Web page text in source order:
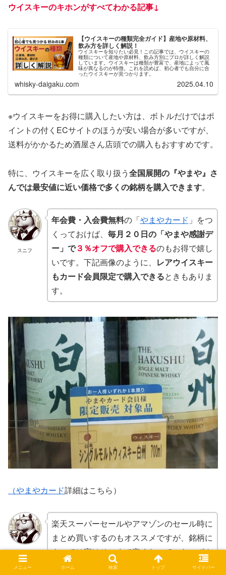
ウイスキーのキホンがすべてわかる記事↓
【ウイスキーの種類完全ガイド】産地や原材料、
飲み方を詳しく解説！
ウイスキーを知りたい必見！この記事では、ウイスキーの
種類について産地や原材料、飲み方別にプロが詳しく解説
しています。ウイスキーは種類が豊富で、産地によって風
味が異なるのが特徴。これを読めば、初心者でも自分に合
ったウイスキーが見つかります。
whisky-daigaku.com 2025.04.10
※ウイスキーをお得に購入したい方は、ボトルだけではポ
イントの付くECサイトのほうが安い場合が多いですが、
送料がかかるため酒屋さん店頭での購入もおすすめです。
特に、ウイスキーを広く取り扱う全国展開の『やまや』さ
んでは最安値に近い価格で多くの銘柄を購入できます。
スニフ
年会費・入会費無料の「やまやカード 」をつ
くっておけば、 毎月２０日の「やまや感謝デ
ー」で３％オフで購入できるのもお得で嬉し
いです。下記画像のように、
レアウイスキー
もカード会員限定で購入できるときもありま
す。
（やまやカード詳細はこちら）
スニフ
楽天スーパーセールやアマゾンのセール時に
まとめ買いするのもオススメですが、銘柄に
よっては実はそこまで安くなっていないボト
ルもありますので、要注意です。
メニュー ホーム 検索 トップ サイドバー